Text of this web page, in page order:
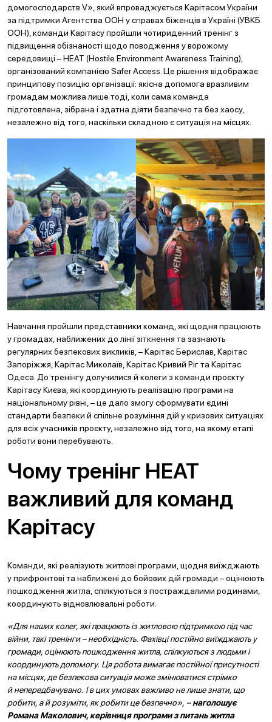
домогосподарств V», який впроваджується Карітасом України
за підтримки Агентства ООН у справах біженців в Україні (УВКБ
ООН), команди Карітасу пройшли чотириденний тренінг з
підвищення обізнаності щодо поводження у ворожому
середовищі – HEAT (Hostile Environment Awareness Training),
організований компанією Safer Access. Це рішення відображає
принципову позицію організації: якісна допомога вразливим
громадам можлива лише тоді, коли сама команда
підготовлена, зібрана і здатна діяти безпечно та без хаосу,
незалежно від того, наскільки складною є ситуація на місцях.
Навчання пройшли представники команд, які щодня працюють
у громадах, наближених до лінії зіткнення та зазнають
регулярних безпекових викликів, – Карітас Берислав, Карітас
Запоріжжя, Карітас Миколаїв, Карітас Кривий Ріг та Карітас
Одеса. До тренінгу долучилися й колеги з команди проєкту
Карітасу Києва, які координують реалізацію програми на
національному рівні, – це дало змогу сформувати єдині
стандарти безпеки й спільне розуміння дій у кризових ситуаціях
для всіх учасників проєкту, незалежно від того, на якому етапі
роботи вони перебувають.
Чому тренінг HEAT
важливий для команд
Карітасу
Команди, які реалізують житлові програми, щодня виїжджають
у прифронтові та наближені до бойових дій громади – оцінюють
пошкодження житла, спілкуються з постраждалими родинами,
координують відновлювальні роботи.
«Для наших колег, які працюють із житловою підтримкою під час
війни, такі тренінги – необхідність. Фахівці постійно виїжджають у
громади, оцінюють пошкодження житла, спілкуються з людьми і
координують допомогу. Ця робота вимагає постійної присутності
на місцях, де безпекова ситуація може змінюватися стрімко
й непередбачувано. І в цих умовах важливо не лише знати, що
робити, а й розуміти, як робити це безпечно», –наголошує
Романа Маколович, керівниця програми з питань житла